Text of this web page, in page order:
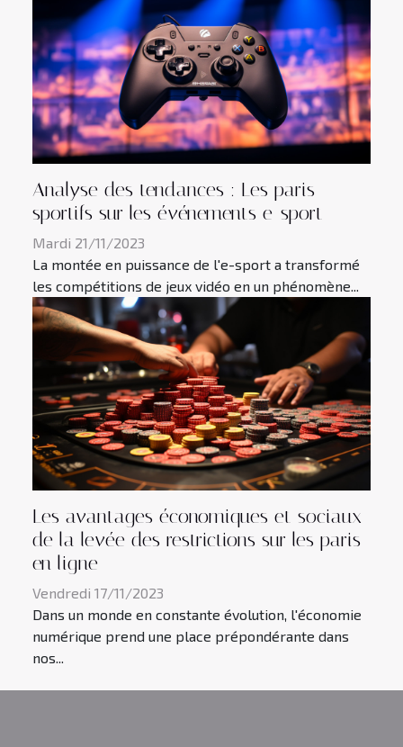
Analyse des tendances : Les paris
sportifs sur les événements e-sport
Mardi 21/11/2023
La montée en puissance de l'e-sport a transformé
les compétitions de jeux vidéo en un phénomène...
Les avantages économiques et sociaux
de la levée des restrictions sur les paris
en ligne
Vendredi 17/11/2023
Dans un monde en constante évolution, l'économie
numérique prend une place prépondérante dans
nos...